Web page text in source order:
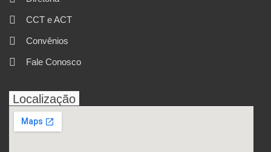
CCT e ACT
Convênios
Fale Conosco
Localização